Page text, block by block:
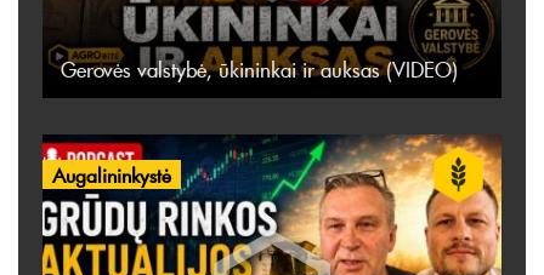
Gerovės valstybė, ūkininkai ir auksas (VIDEO)
Augalininkystė